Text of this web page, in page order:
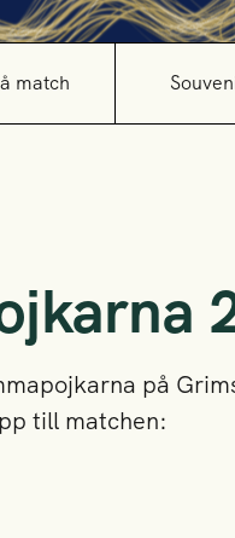
match
på
till matchen: